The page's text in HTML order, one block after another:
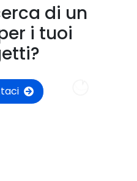
di un
i tuoi